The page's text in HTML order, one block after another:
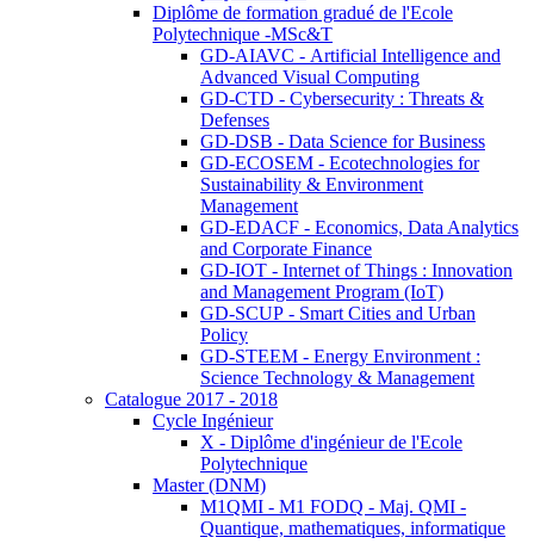
Diplôme de formation gradué de l'Ecole
Polytechnique -MSc&T
GD-AIAVC - Artificial Intelligence and
Advanced Visual Computing
GD-CTD - Cybersecurity : Threats &
Defenses
GD-DSB - Data Science for Business
GD-ECOSEM - Ecotechnologies for
Sustainability & Environment
Management
GD-EDACF - Economics, Data Analytics
and Corporate Finance
GD-IOT - Internet of Things : Innovation
and Management Program (IoT)
GD-SCUP - Smart Cities and Urban
Policy
GD-STEEM - Energy Environment :
Science Technology & Management
Catalogue 2017 - 2018
Cycle Ingénieur
X - Diplôme d'ingénieur de l'Ecole
Polytechnique
Master (DNM)
M1QMI - M1 FODQ - Maj. QMI -
Quantique, mathematiques, informatique